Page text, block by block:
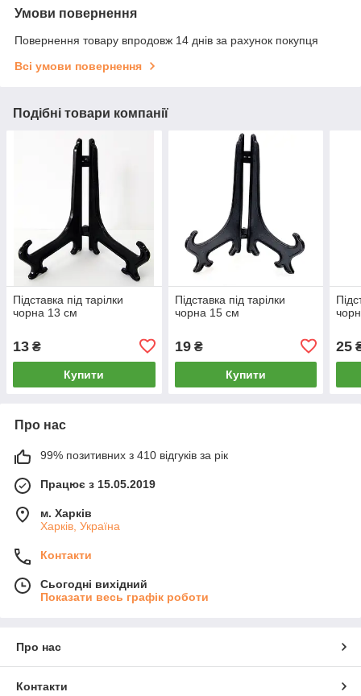
Умови повернення
Повернення товару впродовж 14 днів за рахунок покупця
Всі умови повернення
Подібні товари компанії
Підставка під тарілки
чорна 13 см
13 ₴
Купити
Підставка під тарілки
чорна 15 см
19₴
Купити
25
Про нас
99% позитивних з 410 відгуків за рік
Працює з 15.05.2019
м. Харків
Харків, Україна
Контакти
Сьогодні вихідний
Показати весь графік роботи
Про нас
Контакти